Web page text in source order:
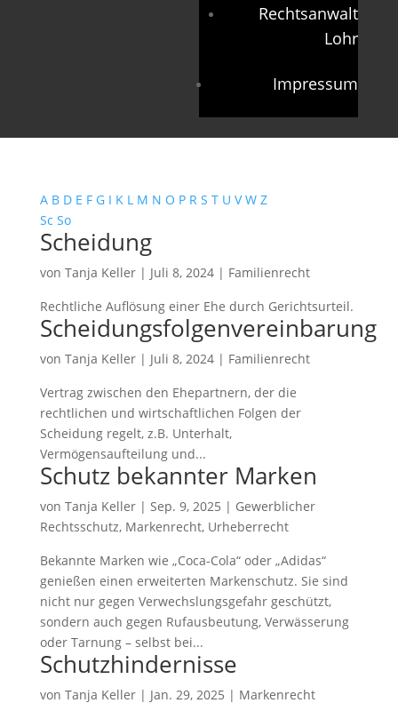
Rechtsanwalt
Lohr
Impressum
A B D E F G I K L M N O P R S T U V W Z
Sc So
Scheidung
von Tanja Keller| Juli 8, 2024| Familienrecht
Rechtliche Auflösung einer Ehe durch Gerichtsurteil.
Scheidungsfolgenvereinbarung
von Tanja Keller| Juli 8, 2024| Familienrecht
Vertrag zwischen den Ehepartnern, der die
rechtlichen und wirtschaftlichen Folgen der
Scheidung regelt, z.B. Unterhalt,
Vermögensaufteilung und...
Schutz bekannter Marken
von Tanja Keller| Sep. 9, 2025 | Gewerblicher
Rechtsschutz, Markenrecht, Urheberrecht
Bekannte Marken wie „Coca-Cola“ oder „Adidas“
genießen einen erweiterten Markenschutz. Sie sind
nicht nur gegen Verwechslungsgefahr geschützt,
sondern auch gegen Rufausbeutung, Verwässerung
oder Tarnung – selbst bei...
Schutzhindernisse
von Tanja Keller| Jan. 29, 2025 | Markenrecht